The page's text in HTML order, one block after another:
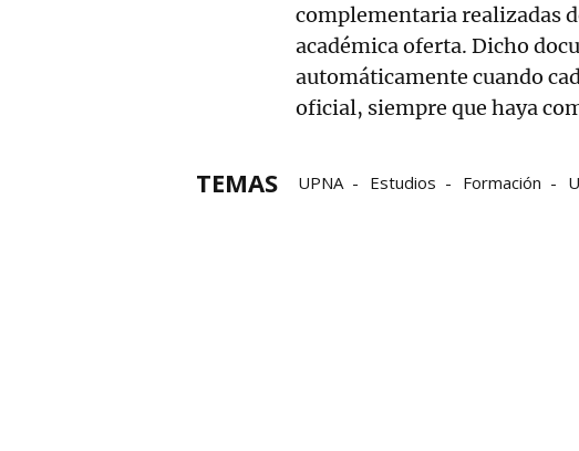
complementaria realizadas
académica oferta. Dicho
automáticamente cuando
oficial, siempre que haya
TEMAS UPNA Estudios Formación